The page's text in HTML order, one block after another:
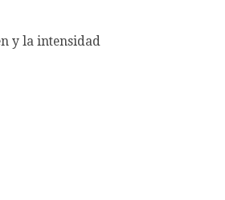
y la intensidad